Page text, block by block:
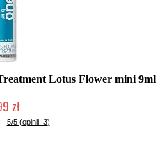
Lotus Flower mini 9ml
zł
5/5 (opinii: 3)